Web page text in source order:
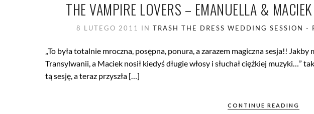
THE VAMPIRE LOVERS – EMANUELLA &
8 LUTEGO 2011 IN TRASH THE DRESS WEDDING SESSION -
„To była totalnie mroczna, posępna, ponura, a zarazem magiczna sesja!!
Transylwanii, a Maciek nosił kiedyś długie włosy i słuchał ciężkiej muzyki…”
tą sesję, a teraz przyszła […]
CONTINUE READING